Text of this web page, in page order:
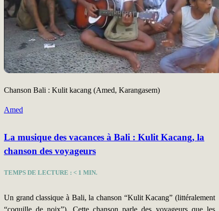
Chanson Bali : Kulit kacang (Amed, Karangasem)
Amed
La musique des vacances à Bali : Kulit Kacang, la
chanson des voyageurs
TEMPS DE LECTURE : < 1 MIN.
Un grand classique à Bali, la chanson “Kulit Kacang” (littéralement
“coquille de noix”). Cette chanson parle des voyageurs que les